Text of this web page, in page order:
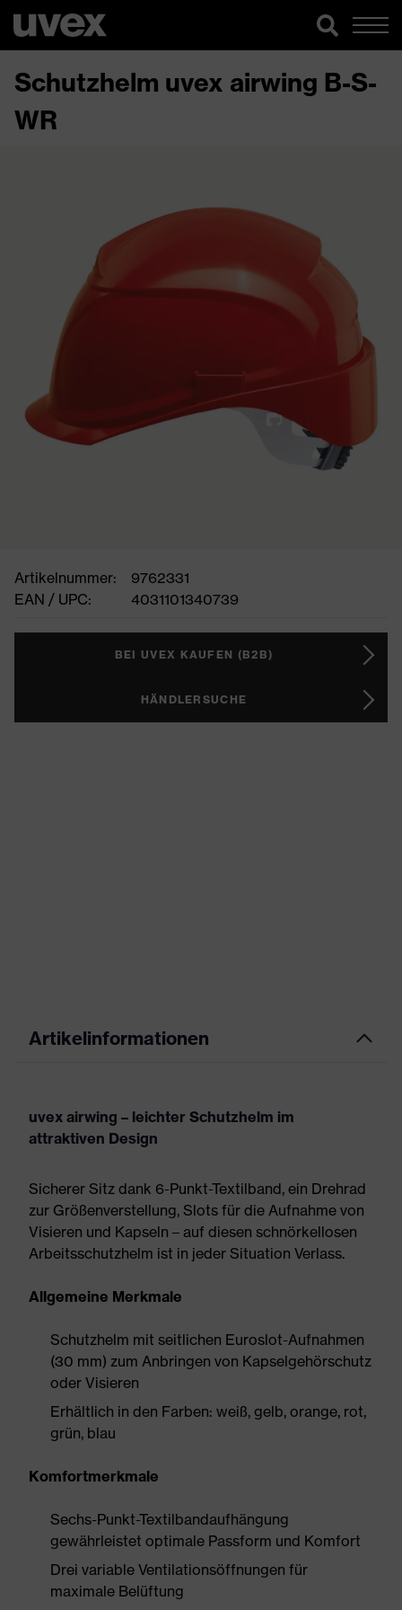
Schutzhelm uvex airwing B-S-
WR
Artikelnummer:
9762331
EAN / UPC:
4031101340739
BEI UVEX KAUFEN (B2B)
HÄNDLERSUCHE
Artikelinformationen
uvex airwing – leichter Schutzhelm im
attraktiven Design
Sicherer Sitz dank 6-Punkt-Textilband, ein Drehrad
zur Größenverstellung, Slots für die Aufnahme von
Visieren und Kapseln – auf diesen schnörkellosen
Arbeitsschutzhelm ist in jeder Situation Verlass.
Allgemeine Merkmale
Schutzhelm mit seitlichen Euroslot-Aufnahmen
(30 mm) zum Anbringen von Kapselgehörschutz
oder Visieren
Erhältlich in den Farben: weiß, gelb, orange, rot,
grün, blau
Komfortmerkmale
Sechs-Punkt-Textilbandaufhängung
gewährleistet optimale Passform und Komfort
Drei variable Ventilationsöffnungen für
maximale Belüftung